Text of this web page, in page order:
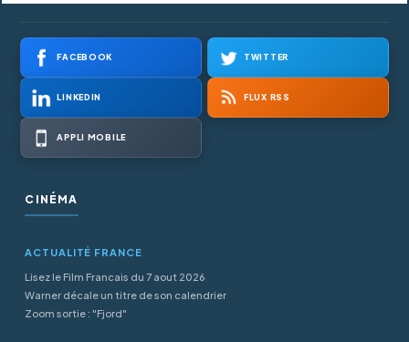
FACEBOOK TWITTER
LINKEDIN FLUX RSS
APPLI MOBILE
CINÉMA
ACTUALITÉ FRANCE
Lisez le Film Francais du 7 aout 2026
Warner décale un titre de son calendrier
Zoom sortie : "Fjord"